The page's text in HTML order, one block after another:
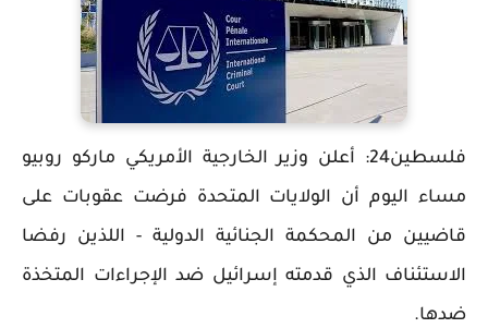
فلسطين24: أعلن وزير الخارجية الأمريكي ماركو روبيو
مساء اليوم أن الولايات المتحدة فرضت عقوبات على
قاضيين من المحكمة الجنائية الدولية - اللذين رفضا
الاستئناف الذي قدمته إسرائيل ضد الإجراءات المتخذة
ضدها.